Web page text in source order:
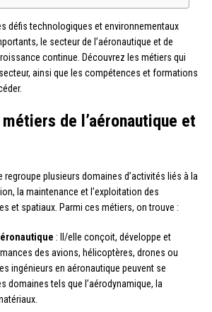
défis technologiques et environnementaux
le secteur de l’aéronautique et de
continue. Découvrez les métiers qui
ainsi que les compétences et formations
de l’aéronautique et
regroupe plusieurs domaines d’activités liés à la
la maintenance et l’exploitation des
et spatiaux. Parmi ces métiers, on trouve :
: Il/elle conçoit, développe et
des avions, hélicoptères, drones ou
ingénieurs en aéronautique peuvent se
domaines tels que l’aérodynamique, la